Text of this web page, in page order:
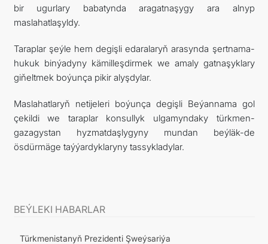
bir ugurlary babatynda aragatnaşygy ara alnyp
maslahatlaşyldy.
Taraplar şeýle hem degişli edaralaryň arasynda şertnama-
hukuk binýadyny kämilleşdirmek we amaly gatnaşyklary
giňeltmek boýunça pikir alyşdylar.
Maslahatlaryň netijeleri boýunça degişli Beýannama gol
çekildi we taraplar konsullyk ulgamyndaky türkmen-
gazagystan hyzmatdaşlygyny mundan beýläk-de
ösdürmäge taýýardyklaryny tassykladylar.
BEÝLEKI HABARLAR
Türkmenistanyň Prezidenti Şweýsariýa